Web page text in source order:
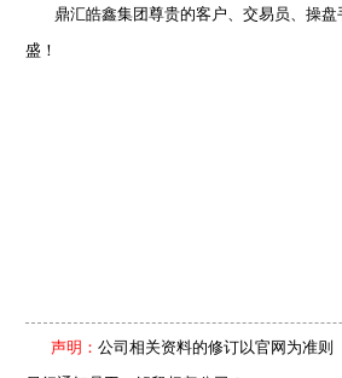
鼎汇皓鑫集团尊贵的客户、交易员、操盘
盛！
声明： 公司相关资料的修订以官网为准则